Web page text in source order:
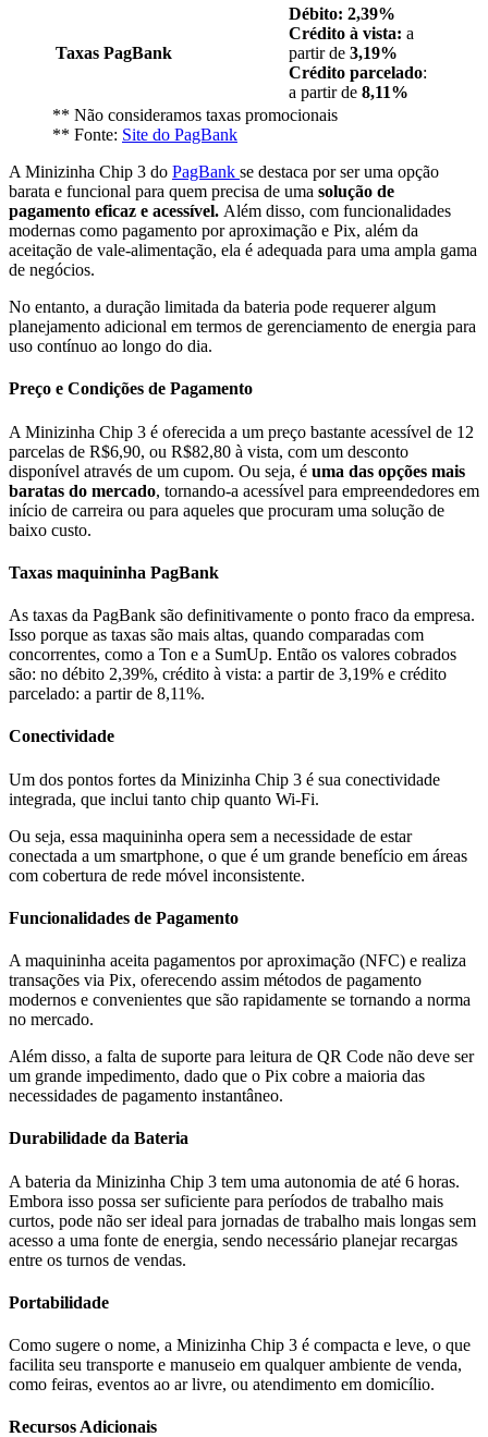
Taxas PagBank
Débito: 2,39%
Crédito à vista: a
partir de 3,19%
Crédito parcelado:
a partir de 8,11%
** Não consideramos taxas promocionais
** Fonte: Site do PagBank
A Minizinha Chip 3 do PagBank se destaca por ser uma opção
barata e funcional para quem precisa de uma solução de
pagamento eficaz e acessível. Além disso, com funcionalidades
modernas como pagamento por aproximação e Pix, além da
aceitação de vale-alimentação, ela é adequada para uma ampla gama
de negócios.
No entanto, a duração limitada da bateria pode requerer algum
planejamento adicional em termos de gerenciamento de energia para
uso contínuo ao longo do dia.
Preço e Condições de Pagamento
A Minizinha Chip 3 é oferecida a um preço bastante acessível de 12
parcelas de R$6,90, ou R$82,80 à vista, com um desconto
disponível através de um cupom. Ou seja, é uma das opções mais
baratas do mercado, tornando-a acessível para empreendedores em
início de carreira ou para aqueles que procuram uma solução de
baixo custo.
Taxas maquininha PagBank
As taxas da PagBank são definitivamente o ponto fraco da empresa.
Isso porque as taxas são mais altas, quando comparadas com
concorrentes, como a Ton e a SumUp. Então os valores cobrados
são: no débito 2,39%, crédito à vista: a partir de 3,19% e crédito
parcelado: a partir de 8,11%.
Conectividade
Um dos pontos fortes da Minizinha Chip 3 é sua conectividade
integrada, que inclui tanto chip quanto Wi-Fi.
Ou seja, essa maquininha opera sem a necessidade de estar
conectada a um smartphone, o que é um grande benefício em áreas
com cobertura de rede móvel inconsistente.
Funcionalidades de Pagamento
A maquininha aceita pagamentos por aproximação (NFC) e realiza
transações via Pix, oferecendo assim métodos de pagamento
modernos e convenientes que são rapidamente se tornando a norma
no mercado.
Além disso, a falta de suporte para leitura de QR Code não deve ser
um grande impedimento, dado que o Pix cobre a maioria das
necessidades de pagamento instantâneo.
Durabilidade da Bateria
A bateria da Minizinha Chip 3 tem uma autonomia de até 6 horas.
Embora isso possa ser suficiente para períodos de trabalho mais
curtos, pode não ser ideal para jornadas de trabalho mais longas sem
acesso a uma fonte de energia, sendo necessário planejar recargas
entre os turnos de vendas.
Portabilidade
Como sugere o nome, a Minizinha Chip 3 é compacta e leve, o que
facilita seu transporte e manuseio em qualquer ambiente de venda,
como feiras, eventos ao ar livre, ou atendimento em domicílio.
Recursos Adicionais